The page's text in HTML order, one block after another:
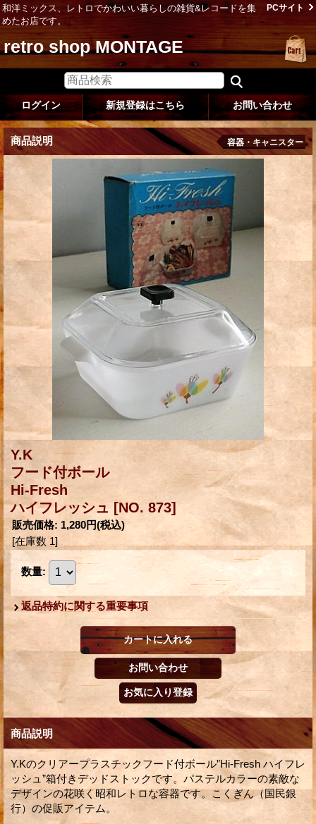
和洋ミックス、レトロでかわいい暮らしの雑貨&レコードを集
めたお店です。
PCサイト
retro shop MONTAGE
ログイン 新規登録はこちら お問い合わせ
商品説明 容器・キャニスター
Y.K
フード付ボール
Hi-Fresh
ハイフレッシュ[NO. 873]
販売価格: 1,280円(税込)
[在庫数 1]
数量:
返品特約に関する重要事項
商品説明
Y.Kのクリアープラスチックフード付ボール”Hi-Fresh ハイフレ
ッシュ”箱付きデッドストックです。パステルカラーの素敵な
デザインの花咲く昭和レトロな容器です。こくぎん（国民銀
行）の促販アイテム。